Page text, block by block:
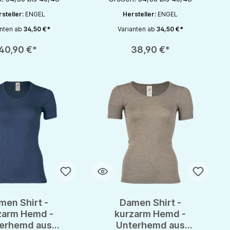
ENGEL
ab 34,50 €*
€*
Hersteller: ENGEL
Varianten ab 34,50 €*
38,90 €*
Shirt -
Hemd -
aus
Damen Shirt -
kurzarm Hemd -
Unterhemd aus